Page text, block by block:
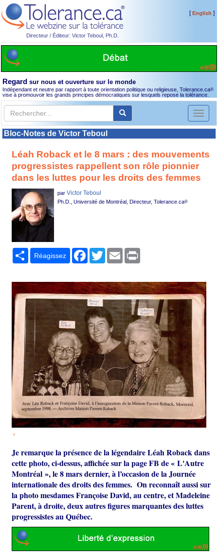
Directeur / Éditeur: Victor Teboul, Ph.D.
[English ]
Regard sur nous et ouverture sur le monde
Indépendant et neutre par rapport à toute orientation politique ou religieuse, Tolerance.ca®
vise à promouvoir les grands principes démocratiques sur lesquels repose la tolérance.
Toggle
Bloc-Notes de Victor Teboul
Léah Roback et le 8 mars : des mouvements
progressistes rappellent son rôle pionnier
dans les luttes pour les droits des femmes
parVictor Teboul
Ph.D., Université de Montréal, Directeur, Tolerance.ca®
Partager
Réagissez Facebook
TwitterEmail
*
Je remarque la présence de la légendaire Léah Roback dans
cette photo, ci-dessus, affichée sur la page FB de « L'Autre
Montréal », le 8 mars dernier, à l’occasion de la Journée
internationale des droits des femmes. On reconnaît aussi sur
la photo mesdames Françoise David, au centre, et Madeleine
Parent, à droite, deux autres figures marquantes des luttes
progressistes au Québec.